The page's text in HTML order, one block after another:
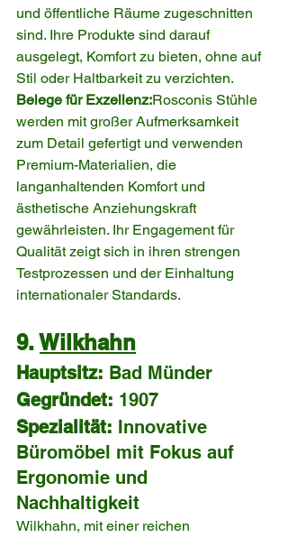
und öffentliche Räume zugeschnitten
sind. Ihre Produkte sind darauf
ausgelegt, Komfort zu bieten, ohne auf
Stil oder Haltbarkeit zu verzichten.
Belege für Exzellenz:Rosconis Stühle
werden mit großer Aufmerksamkeit
zum Detail gefertigt und verwenden
Premium-Materialien, die
langanhaltenden Komfort und
ästhetische Anziehungskraft
gewährleisten. Ihr Engagement für
Qualität zeigt sich in ihren strengen
Testprozessen und der Einhaltung
internationaler Standards.
9. Wilkhahn
Hauptsitz: Bad Münder
Gegründet: 1907
Spezialität: Innovative
Büromöbel mit Fokus auf
Ergonomie und
Nachhaltigkeit
Wilkhahn, mit einer reichen